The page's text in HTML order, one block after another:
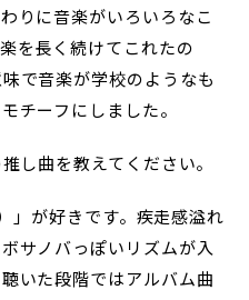
りに音楽がいろいろなこ
を長く続けてこれたの
で音楽が学校のようなも
チーフにしました。
し曲を教えてください。
が好きです。疾走感溢れ
サノバっぽいリズムが入
いた段階ではアルバム曲